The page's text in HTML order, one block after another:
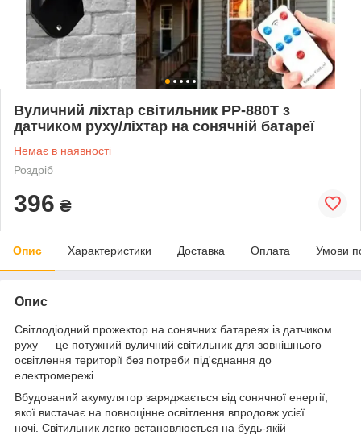
Вуличний ліхтар світильник PP-880T з
датчиком руху/ліхтар на сонячній батареї
Немає в наявності
Роздріб
396 ₴
Опис Характеристики Доставка Оплата Умови
Опис
Світлодіодний прожектор на сонячних батареях із датчиком
руху — це потужний вуличний світильник для зовнішнього
освітлення території без потреби під'єднання до
електромережі.
Вбудований акумулятор заряджається від сонячної енергії,
якої вистачає на повноцінне освітлення впродовж усієї
ночі. Світильник легко встановлюється на будь-якій